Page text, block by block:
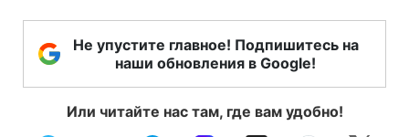
Не упустите главное! Подпишитесь на
наши обновления в Google!
Или читайте нас там, где вам удобно!